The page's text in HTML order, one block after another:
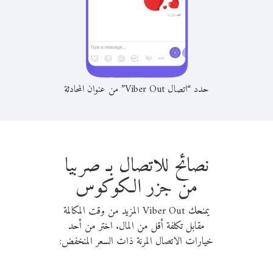
حدد “اتصال Viber Out” من عنوان المحادثة
نصائح للاتصال بـ صربيا
من جزر الكوكوس
يمنحك Viber Out المزيد من وقت المكالمة
مقابل تكلفة أقل من المال. اختر من أحد
خيارات الاتصال المرنة ذات السعر المنخفض: